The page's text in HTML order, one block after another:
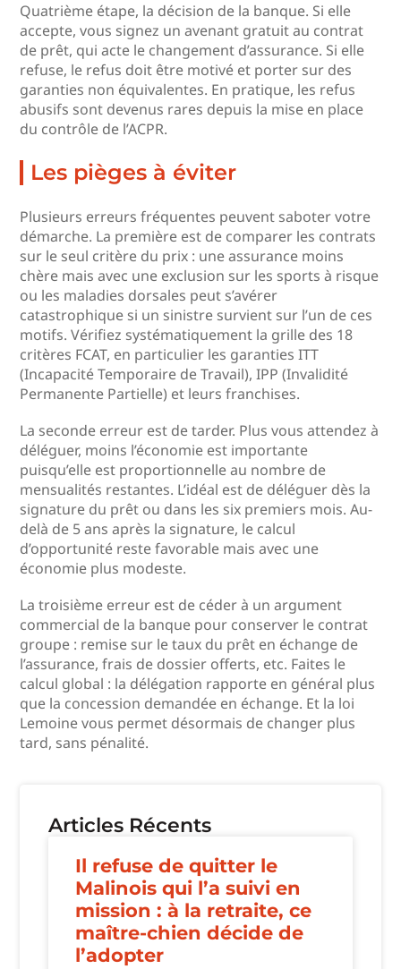
Quatrième étape, la décision de la banque. Si elle
accepte, vous signez un avenant gratuit au contrat
de prêt, qui acte le changement d’assurance. Si elle
refuse, le refus doit être motivé et porter sur des
garanties non équivalentes. En pratique, les refus
abusifs sont devenus rares depuis la mise en place
du contrôle de l’ACPR.
Les pièges à éviter
Plusieurs erreurs fréquentes peuvent saboter votre
démarche. La première est de comparer les contrats
sur le seul critère du prix : une assurance moins
chère mais avec une exclusion sur les sports à risque
ou les maladies dorsales peut s’avérer
catastrophique si un sinistre survient sur l’un de ces
motifs. Vérifiez systématiquement la grille des 18
critères FCAT, en particulier les garanties ITT
(Incapacité Temporaire de Travail), IPP (Invalidité
Permanente Partielle) et leurs franchises.
La seconde erreur est de tarder. Plus vous attendez à
déléguer, moins l’économie est importante
puisqu’elle est proportionnelle au nombre de
mensualités restantes. L’idéal est de déléguer dès la
signature du prêt ou dans les six premiers mois. Au-
delà de 5 ans après la signature, le calcul
d’opportunité reste favorable mais avec une
économie plus modeste.
La troisième erreur est de céder à un argument
commercial de la banque pour conserver le contrat
groupe : remise sur le taux du prêt en échange de
l’assurance, frais de dossier offerts, etc. Faites le
calcul global : la délégation rapporte en général plus
que la concession demandée en échange. Et la loi
Lemoine vous permet désormais de changer plus
tard, sans pénalité.
Articles Récents
Il refuse de quitter le
Malinois qui l’a suivi en
mission : à la retraite, ce
maître-chien décide de
l’adopter